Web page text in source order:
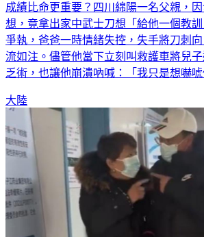
成績比命更重要？四川綿陽一名父親，
想，竟拿出家中武士刀想「給他一個教
爭執，爸爸一時情緒失控，失手將刀刺
流如注。儘管他當下立刻叫救護車將兒
乏術，也讓他崩潰吶喊：「我只是想嚇唬
大陸